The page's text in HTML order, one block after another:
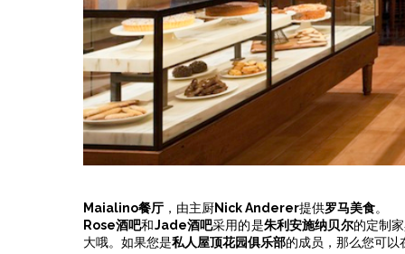
Maialino餐厅 ，由主厨Nick Anderer提供罗马美食。
Rose酒吧和Jade酒吧采用的是朱利安施纳贝尔的定制
大哦。如果您是私人屋顶花园俱乐部的成员，那么您可以